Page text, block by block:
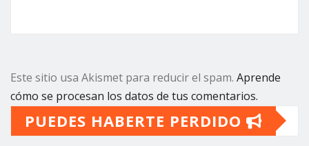
Este sitio usa Akismet para reducir el spam. Aprende
cómo se procesan los datos de tus comentarios.
PUEDES HABERTE PERDIDO